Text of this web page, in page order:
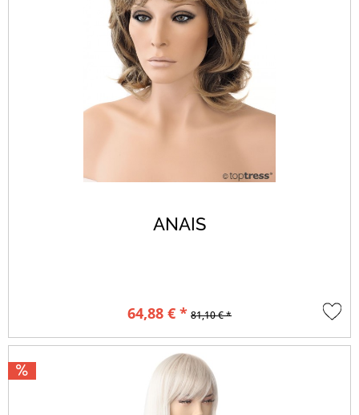
ANAIS
64,88 € * 81,10 € *